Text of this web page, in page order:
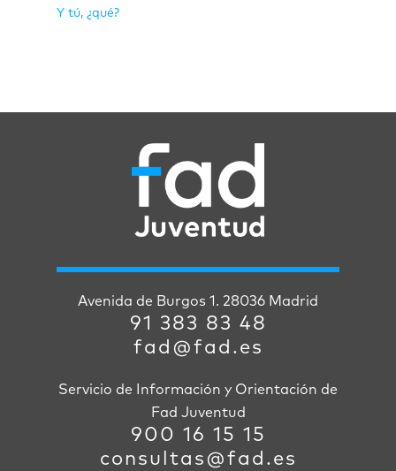
Y tú, ¿qué?
Avenida de Burgos 1. 28036 Madrid
91 383 83 48
fad@fad.es
Servicio de Información y Orientación de
Fad Juventud
900 16 15 15
consultas@fad.es